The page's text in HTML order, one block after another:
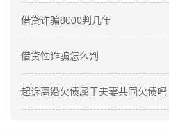
借贷诈骗8000判几年
借贷性诈骗怎么判
起诉离婚欠债属于夫妻共同欠债吗